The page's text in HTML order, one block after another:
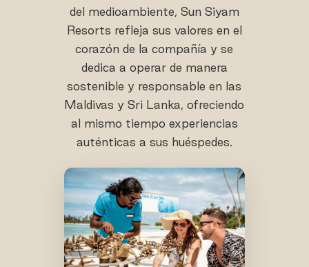
del medioambiente, Sun Siyam
Resorts refleja sus valores en el
corazón de la compañía y se
dedica a operar de manera
sostenible y responsable en las
Maldivas y Sri Lanka, ofreciendo
al mismo tiempo experiencias
auténticas a sus huéspedes.